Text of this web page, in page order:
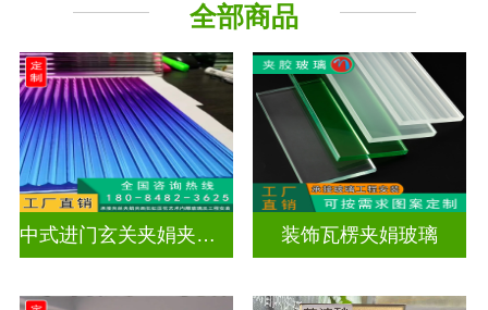
全部商品
中式进门玄关夹娟夹丝玻璃 装饰瓦楞夹娟玻璃